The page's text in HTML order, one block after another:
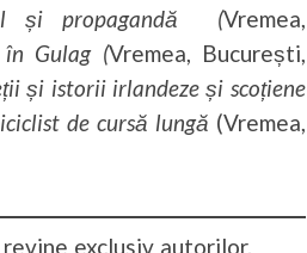
și propagandă (Vremea,
Gulag (Vremea, București,
și istorii irlandeze și scoțiene
de cursă lungă (Vremea,
exclusiv autorilor.